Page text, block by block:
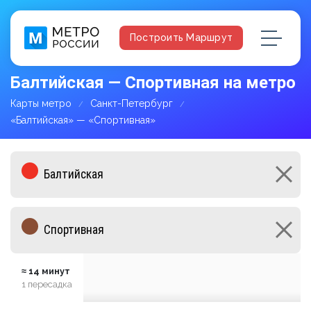
Построить Маршрут
Балтийская — Спортивная на метро
Карты метро
Санкт-Петербург
«Балтийская» — «Спортивная»
≈ 14 минут
1 пересадка